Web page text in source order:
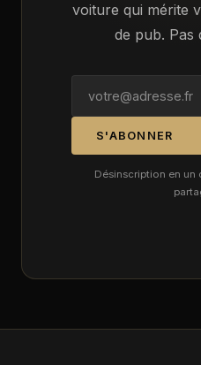
voiture qui mérite
de pub. Pas
S'ABONNER
Désinscription en un